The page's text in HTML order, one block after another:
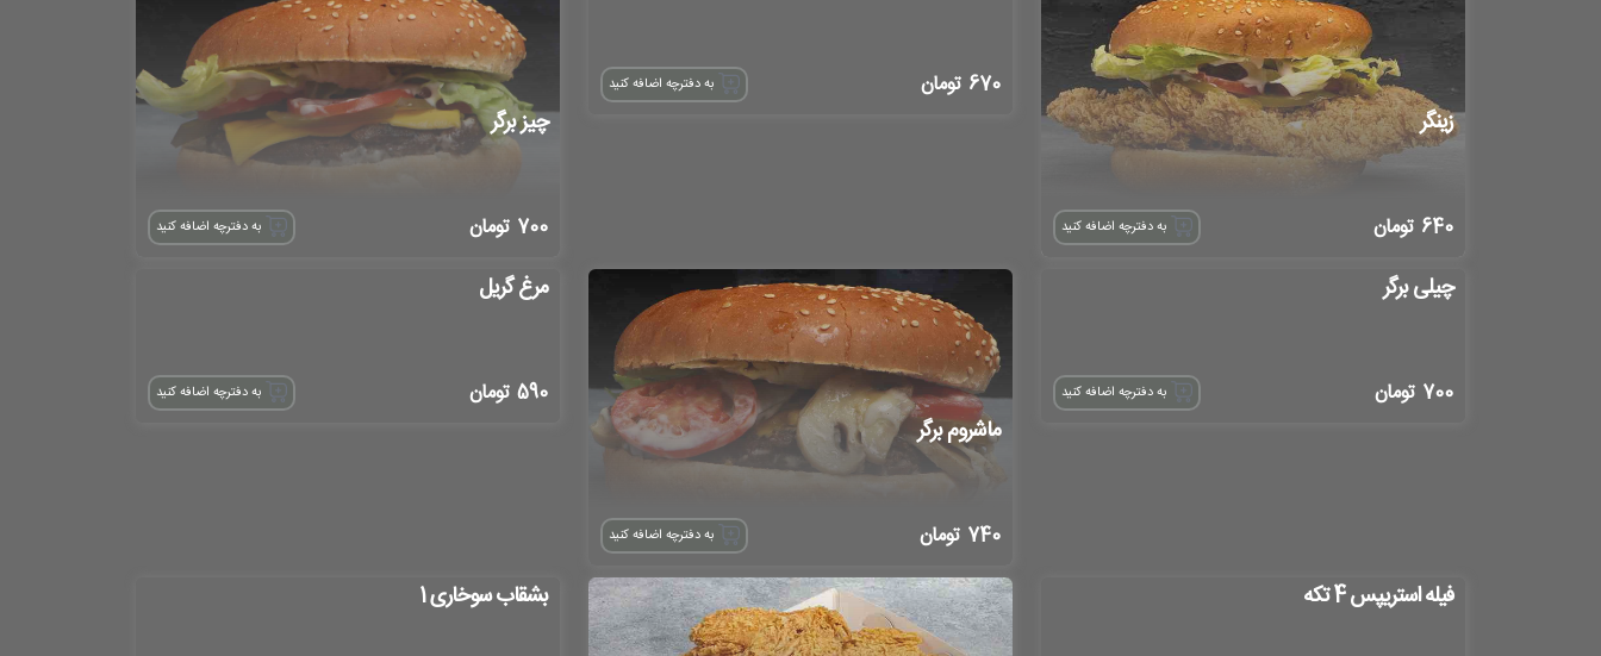
زینگر
640 تومان به دفترچه اضافه کنید
670 تومان به دفترچه اضافه کنید
چیز برگر
700 تومان به دفترچه اضافه کنید
چیلی برگر
700 تومان به دفترچه اضافه کنید
ماشروم برگر
740 تومان به دفترچه اضافه کنید
مرغ گریل
590 تومان به دفترچه اضافه کنید
فیله استریپس 4 تکه بشقاب سوخاری 1